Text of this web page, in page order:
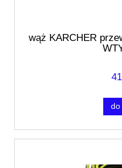
wąż KARCHER
do